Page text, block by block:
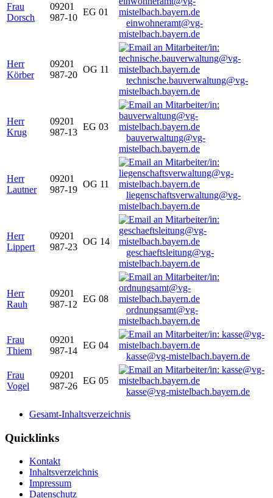
Frau
Dorsch
09201
987-10
EG 01
einwohneramt@vg-
mistelbach.bayern.de
Herr
Körber
09201
987-20
OG 11
technische.bauverwaltung@vg-
mistelbach.bayern.de
Herr
Krug
09201
987-13
EG 03
bauverwaltung@vg-
mistelbach.bayern.de
Herr
Lautner
09201
987-19
OG 11
liegenschaftsverwaltung@vg-
mistelbach.bayern.de
Herr
Lippert
09201
987-23
OG 14
geschaeftsleitung@vg-
mistelbach.bayern.de
Herr
Rauh
09201
987-12
EG 08
ordnungsamt@vg-
mistelbach.bayern.de
Frau
Thiem
09201
987-14
EG 04
kasse@vg-mistelbach.bayern.de
Frau
Vogel
09201
987-26
EG 05
kasse@vg-mistelbach.bayern.de
Gesamt-Inhaltsverzeichnis
Quicklinks
Kontakt
Inhaltsverzeichnis
Impressum
Datenschutz